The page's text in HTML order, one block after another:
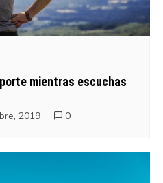
mientras escuchas
2019 0